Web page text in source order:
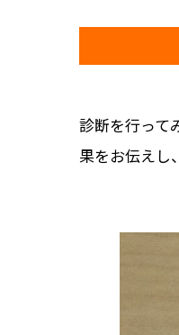
診断を行って
果をお伝えし